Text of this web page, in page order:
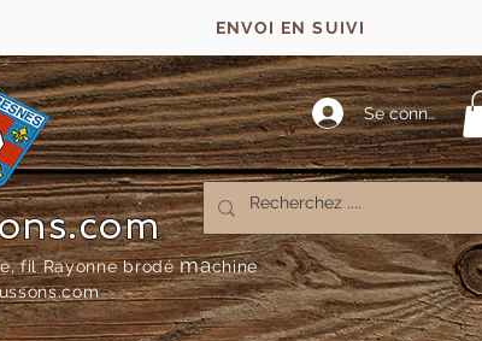
ENVOI EN SUIVI
Se connecter
fil Rayonne brodémachine